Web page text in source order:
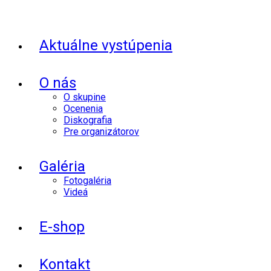
Aktuálne vystúpenia
O nás
O skupine
Ocenenia
Diskografia
Pre organizátorov
Galéria
Fotogaléria
Videá
E-shop
Kontakt